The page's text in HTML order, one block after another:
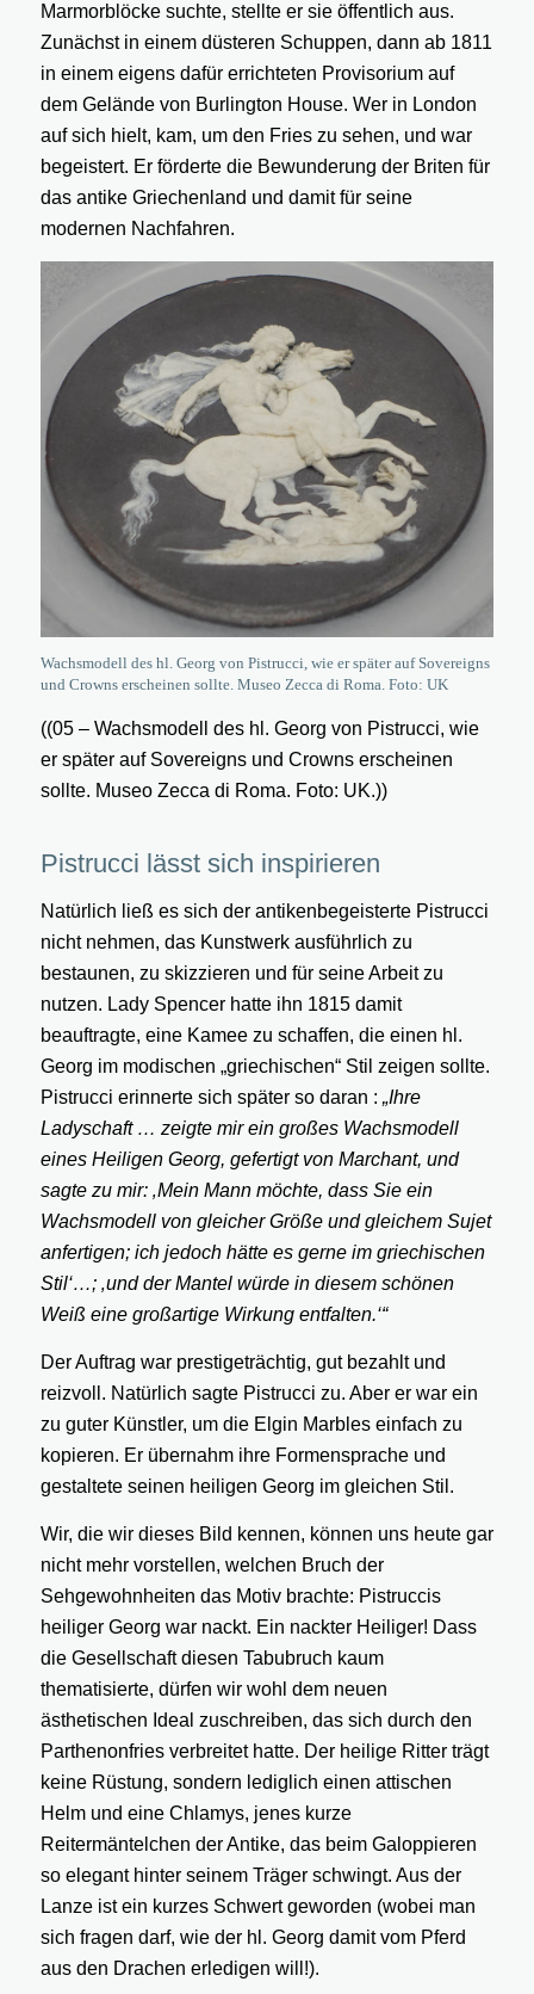
Marmorblöcke suchte, stellte er sie öffentlich aus.
Zunächst in einem düsteren Schuppen, dann ab 1811
in einem eigens dafür errichteten Provisorium auf
dem Gelände von Burlington House. Wer in London
auf sich hielt, kam, um den Fries zu sehen, und war
begeistert. Er förderte die Bewunderung der Briten für
das antike Griechenland und damit für seine
modernen Nachfahren.
Wachsmodell des hl. Georg von Pistrucci, wie er später auf Sovereigns
und Crowns erscheinen sollte. Museo Zecca di Roma. Foto: UK
((05 – Wachsmodell des hl. Georg von Pistrucci, wie
er später auf Sovereigns und Crowns erscheinen
sollte. Museo Zecca di Roma. Foto: UK.))
Pistrucci lässt sich inspirieren
Natürlich ließ es sich der antikenbegeisterte Pistrucci
nicht nehmen, das Kunstwerk ausführlich zu
bestaunen, zu skizzieren und für seine Arbeit zu
nutzen. Lady Spencer hatte ihn 1815 damit
beauftragte, eine Kamee zu schaffen, die einen hl.
Georg im modischen „griechischen“ Stil zeigen sollte.
Pistrucci erinnerte sich später so daran : „Ihre
Ladyschaft … zeigte mir ein großes Wachsmodell
eines Heiligen Georg, gefertigt von Marchant, und
sagte zu mir: ‚Mein Mann möchte, dass Sie ein
Wachsmodell von gleicher Größe und gleichem Sujet
anfertigen; ich jedoch hätte es gerne im griechischen
Stil‘…; ‚und der Mantel würde in diesem schönen
Weiß eine großartige Wirkung entfalten.‘“
Der Auftrag war prestigeträchtig, gut bezahlt und
reizvoll. Natürlich sagte Pistrucci zu. Aber er war ein
zu guter Künstler, um die Elgin Marbles einfach zu
kopieren. Er übernahm ihre Formensprache und
gestaltete seinen heiligen Georg im gleichen Stil.
Wir, die wir dieses Bild kennen, können uns heute gar
nicht mehr vorstellen, welchen Bruch der
Sehgewohnheiten das Motiv brachte: Pistruccis
heiliger Georg war nackt. Ein nackter Heiliger! Dass
die Gesellschaft diesen Tabubruch kaum
thematisierte, dürfen wir wohl dem neuen
ästhetischen Ideal zuschreiben, das sich durch den
Parthenonfries verbreitet hatte. Der heilige Ritter trägt
keine Rüstung, sondern lediglich einen attischen
Helm und eine Chlamys, jenes kurze
Reitermäntelchen der Antike, das beim Galoppieren
so elegant hinter seinem Träger schwingt. Aus der
Lanze ist ein kurzes Schwert geworden (wobei man
sich fragen darf, wie der hl. Georg damit vom Pferd
aus den Drachen erledigen will!).